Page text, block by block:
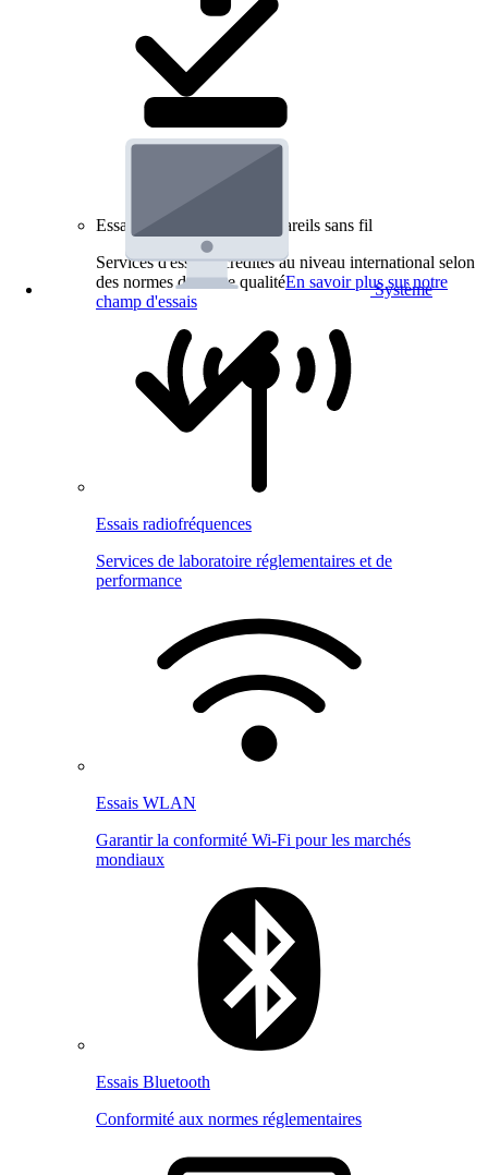
Système
Essais de produits pour appareils sans fil
Services d'essai accrédités au niveau international selon
des normes de haute qualitéEn savoir plus sur notre
champ d'essais
Essais radiofréquences
Services de laboratoire réglementaires et de
performance
Essais WLAN
Garantir la conformité Wi-Fi pour les marchés
mondiaux
Essais Bluetooth
Conformité aux normes réglementaires